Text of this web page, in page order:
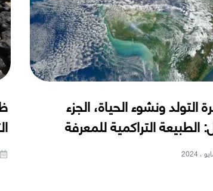
التولد ونشوء الحياة، الجزء
الطبيعة التراكمية للمعرفة